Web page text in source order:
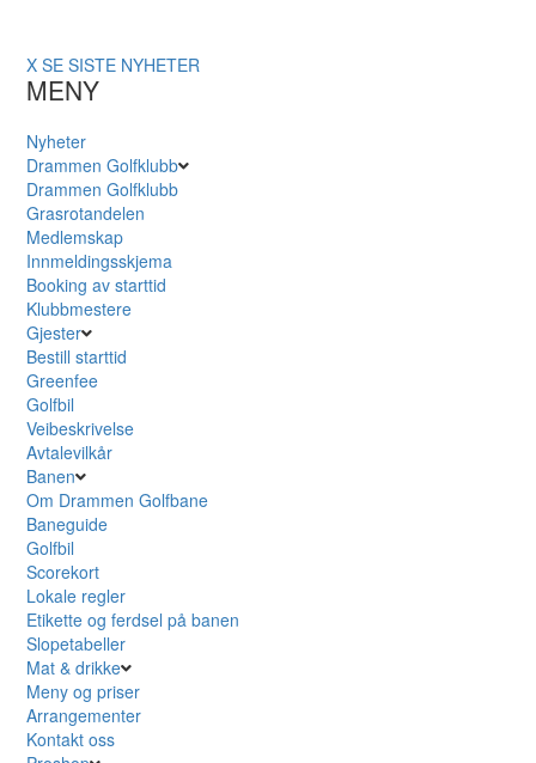
X SE SISTE NYHETER
MENY
Nyheter
Drammen Golfklubb
Drammen Golfklubb
Grasrotandelen
Medlemskap
Innmeldingsskjema
Booking av starttid
Klubbmestere
Gjester
Bestill starttid
Greenfee
Golfbil
Veibeskrivelse
Avtalevilkår
Banen
Om Drammen Golfbane
Baneguide
Golfbil
Scorekort
Lokale regler
Etikette og ferdsel på banen
Slopetabeller
Mat & drikke
Meny og priser
Arrangementer
Kontakt oss